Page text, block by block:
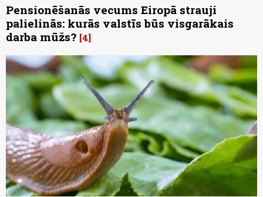
Pensionēšanās vecums Eiropā strauji
palielinās: kurās valstīs būs visgarākais
darba mūžs? 4